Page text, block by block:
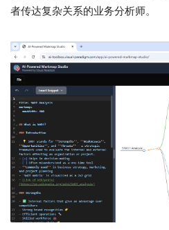
者传达复杂关系的业务分析师。